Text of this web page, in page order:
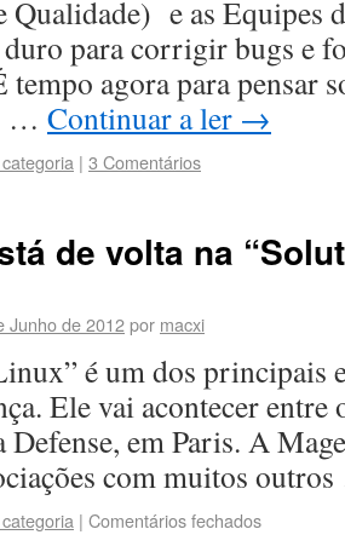
Qualidade) e as Equipes
para corrigir bugs e
tempo agora para pensar
… Continuar a ler →
| 3 Comentários
de volta na
Junho de 2012por macxi
é um dos principais
Ele vai acontecer entre
em Paris. A
com muitos
| Comentários fechados